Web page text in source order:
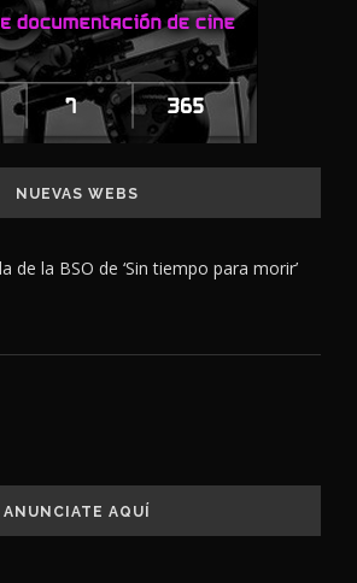
NUEVAS WEBS
de la BSO de ‘Sin tiempo para morir’
ANUNCIATE AQUÍ